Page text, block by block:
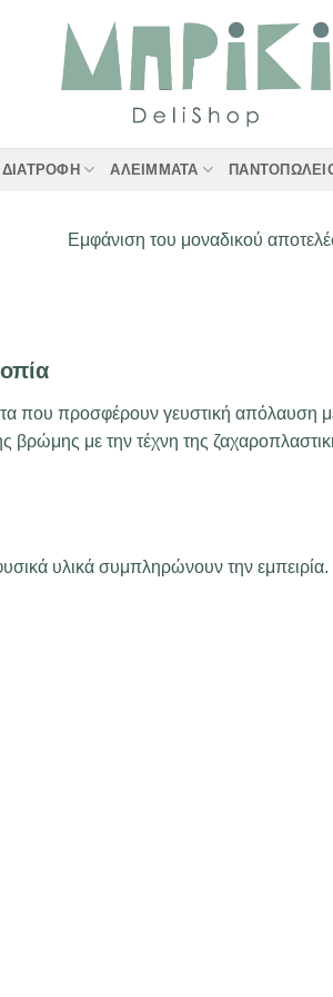
ΔΙΑΤΡΟΦΉ ΑΛΕΊΜΜΑΤΑ
Εμφάνιση του μοναδικού
που προσφέρουν γευστική απόλαυση
με την τέχνη της
υλικά συμπληρώνουν την εμπειρία.